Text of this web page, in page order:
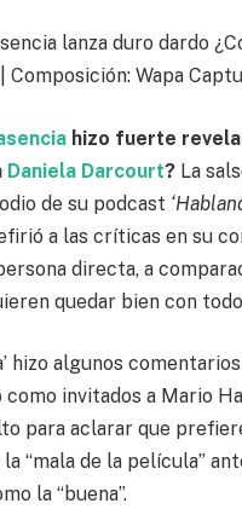
lanza duro dardo
Composición: Wapa
hizo fuerte
Daniela Darcourt? La
de su podcast
a las críticas en su
directa, a
quedar bien con
hizo algunos
como invitados a Mario
para aclarar que
“mala de la película”
la “buena”.